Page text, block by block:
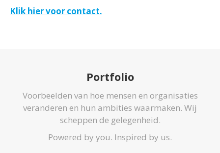
Klik hier voor contact.
Portfolio
Voorbeelden van hoe mensen en organisaties
veranderen en hun ambities waarmaken. Wij
scheppen de gelegenheid.
Powered by you. Inspired by us.